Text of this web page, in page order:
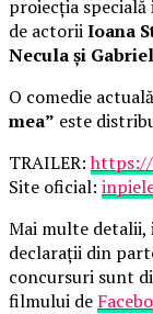
proiecția
de actoriiIoana
Necula și
O comedie
mea” este
TRAILER:https://
Site oficial:
Mai multe
declarații din
concursuri sunt
filmului de